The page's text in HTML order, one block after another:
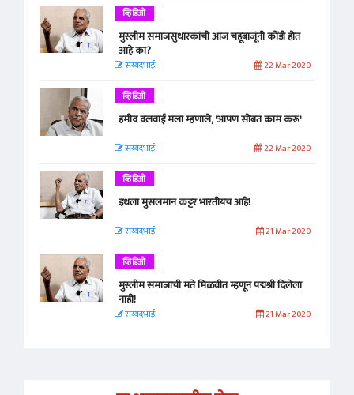
व्हिडिओ
मुस्लीम समाजसुधारकांची आज चहूबाजूंनी कोंडी होत
आहे का?
सय्यदभाई 22 Mar 2020
व्हिडिओ
हमीद दलवाई मला म्हणाले, 'आपण सोबत काम करू'
सय्यदभाई 22 Mar 2020
व्हिडिओ
इथला मुसलमान कट्टर भारतीयच आहे!
सय्यदभाई 21 Mar 2020
व्हिडिओ
मुस्लीम समाजाची मते मिळवीत म्हणून पद्मश्री दिलेला
नाही!
सय्यदभाई 21 Mar 2020